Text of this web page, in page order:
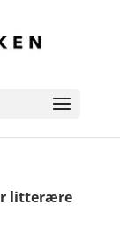
litterære